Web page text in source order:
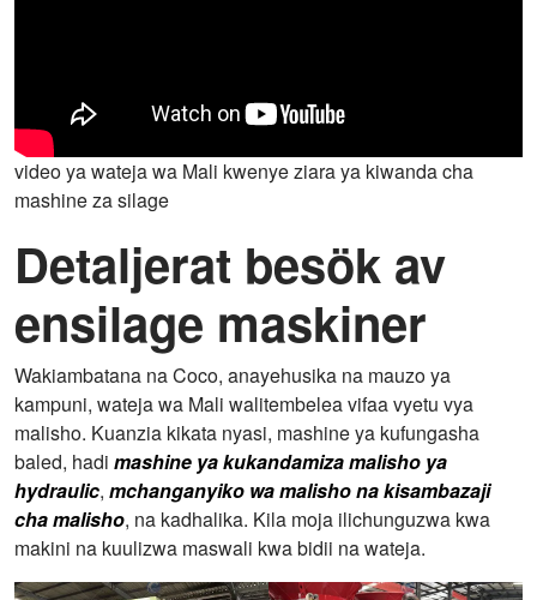
video ya wateja wa Mali kwenye ziara ya kiwanda cha
mashine za silage
Detaljerat besök av
ensilage maskiner
Wakiambatana na Coco, anayehusika na mauzo ya
kampuni, wateja wa Mali walitembelea vifaa vyetu vya
malisho. Kuanzia kikata nyasi, mashine ya kufungasha
baled, hadi mashine ya kukandamiza malisho ya
hydraulic, mchanganyiko wa malisho na kisambazaji
cha malisho, na kadhalika. Kila moja ilichunguzwa kwa
makini na kuulizwa maswali kwa bidii na wateja.